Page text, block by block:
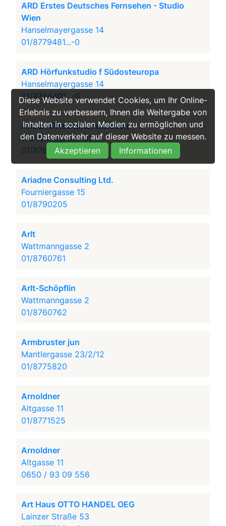
Diese Website verwendet Cookies, um Ihr Online-
Erlebnis zu verbessern, Ihnen die Weitergabe von
Inhalten in sozialen Medien zu ermöglichen und
den Datenverkehr auf dieser Website zu messen.
Akzeptieren
Informationen
ARD Erstes Deutsches Fernsehen - Studio
Wien
Hanselmayergasse 14
01/8779481...-0
ARD Hörfunkstudio f Südosteuropa
Hanselmayergasse 14
01/8766401...-0
ARGE Wirtschaftsmediation
Würzburggasse 35
01/8763296
Ariadne Consulting Ltd.
Fourniergasse 15
01/8790205
Arlt
Wattmanngasse 2
01/8760761
Arlt-Schöpflin
Wattmanngasse 2
01/8760762
Armbruster jun
Mantlergasse 23/2/12
01/8775820
Arnoldner
Altgasse 11
01/8771525
Arnoldner
Altgasse 11
0650 / 93 09 556
Art Haus OTTO HANDEL OEG
Lainzer Straße 53